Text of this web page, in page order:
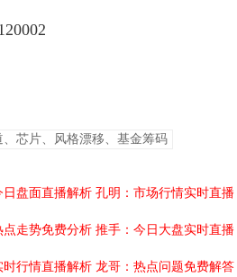
、芯片、风格漂移、基金筹码
日盘面直播解析 孔明：市场行情实时直播
点走势免费分析 推手：今日大盘实时直播
时行情直播解析 龙哥：热点问题免费解答